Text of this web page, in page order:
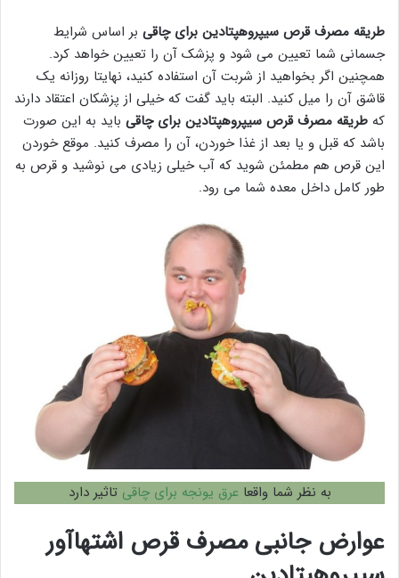
طریقه مصرف قرص سیپروهپتادین برای چاقی بر اساس شرایط
جسمانی شما تعیین می شود و پزشک آن را تعیین خواهد کرد.
همچنین اگر بخواهید از شربت آن استفاده کنید، نهایتا روزانه یک
قاشق آن را میل کنید. البته باید گفت که خیلی از پزشکان اعتقاد دارند
که طریقه مصرف قرص سیپروهپتادین برای چاقی باید به این صورت
باشد که قبل و یا بعد از غذا خوردن، آن را مصرف کنید. موقع خوردن
این قرص هم مطمئن شوید که آب خیلی زیادی می نوشید و قرص به
طور کامل داخل معده شما می رود.
به نظر شما واقعا عرق یونجه برای چاقی تاثیر دارد
عوارض جانبی مصرف قرص اشتهاآور